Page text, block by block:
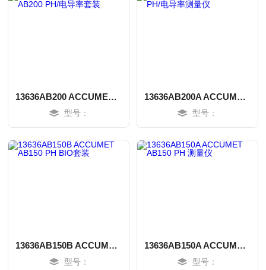
13636AB200 ACCUMET AB200 PH/电导率套装
型号：
13636AB200A ACCUMET PH/电导率测量仪
型号：
13636AB150B ACCUMET AB150 PH BIO套装
型号：
13636AB150A ACCUMET AB150 PH 测量仪
型号：